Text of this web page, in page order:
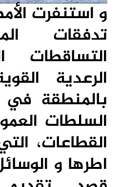
و استنفرت
تدفقات
التساقطات
الرعدية
بالمنطقة
السلطات
القطاعات،
اطرها و